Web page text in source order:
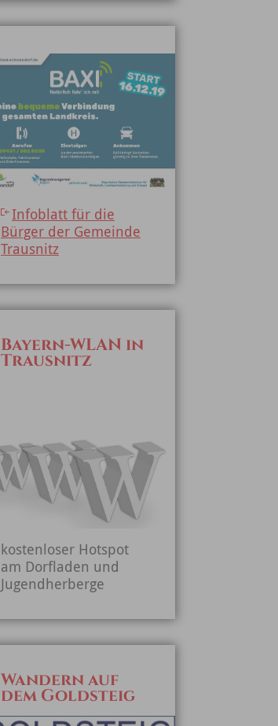
Infoblatt für die
Bürger der Gemeinde
Trausnitz
Bayern-WLAN in
Trausnitz
kostenloser Hotspot
am Dorfladen und
Jugendherberge
Wandern auf
dem Goldsteig